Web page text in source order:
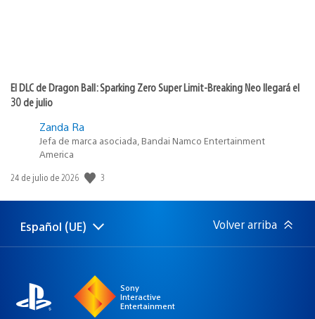
El DLC de Dragon Ball: Sparking Zero Super Limit-Breaking Neo llegará el
30 de julio
Zanda Ra
Jefa de marca asociada, Bandai Namco Entertainment
America
Fecha
publicación:
24 de julio de 2026 3
Selecciona
una
Región
actual:
Español (UE) Volver arriba
Sony
Interactive
Entertainment